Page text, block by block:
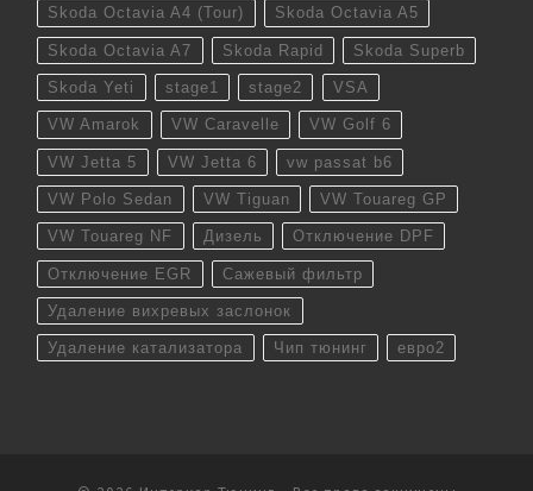
Skoda Octavia A4 (Tour) Skoda Octavia A5
Skoda Octavia A7 Skoda Rapid Skoda Superb
Skoda Yeti stage1 stage2 VSA
VW Amarok VW Caravelle VW Golf 6
VW Jetta 5 VW Jetta 6 vw passat b6
VW Polo Sedan VW Tiguan VW Touareg GP
VW Touareg NF Дизель Отключение DPF
Отключение EGR Сажевый фильтр
Удаление вихревых заслонок
Удаление катализатора Чип тюнинг евро2